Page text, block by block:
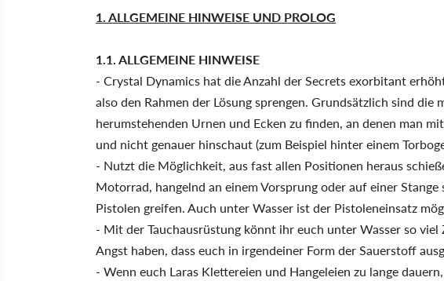
1. ALLGEMEINE HINWEISE UND PROLOG
1.1. ALLGEMEINE HINWEISE
- Crystal Dynamics hat die Anzahl der Secrets exorbitant
also den Rahmen der Lösung sprengen. Grundsätzlich sind die
herumstehenden Urnen und Ecken zu finden, an denen man
und nicht genauer hinschaut (zum Beispiel hinter einem
- Nutzt die Möglichkeit, aus fast allen Positionen heraus
Motorrad, hangelnd an einem Vorsprung oder auf einer
Pistolen greifen. Auch unter Wasser ist der Pistoleneinsatz
- Mit der Tauchausrüstung könnt ihr euch unter Wasser so
Angst haben, dass euch in irgendeiner Form der Sauerstoff
- Wenn euch Laras Klettereien und Hangeleien zu lange